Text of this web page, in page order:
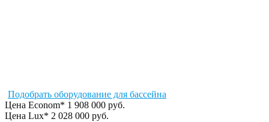
Подобрать оборудование для бассейна
Цена Econom* 1 908 000 руб.
Цена Lux* 2 028 000 руб.